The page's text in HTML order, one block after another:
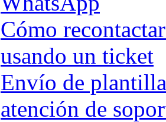
Cómo
usando un ticket
Envío de
atención de